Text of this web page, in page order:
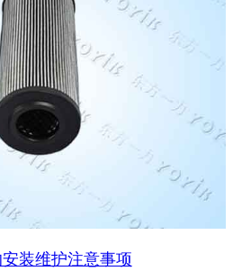
装维护注意事项